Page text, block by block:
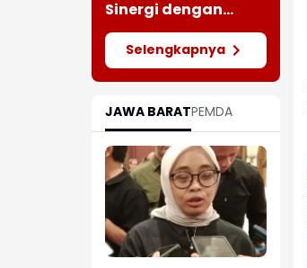
Meluas
Sinergi dengan
Insan Pers Melalui
Silaturahmi
Bersama Media
Selengkapnya
JAWA BARATPEMDA